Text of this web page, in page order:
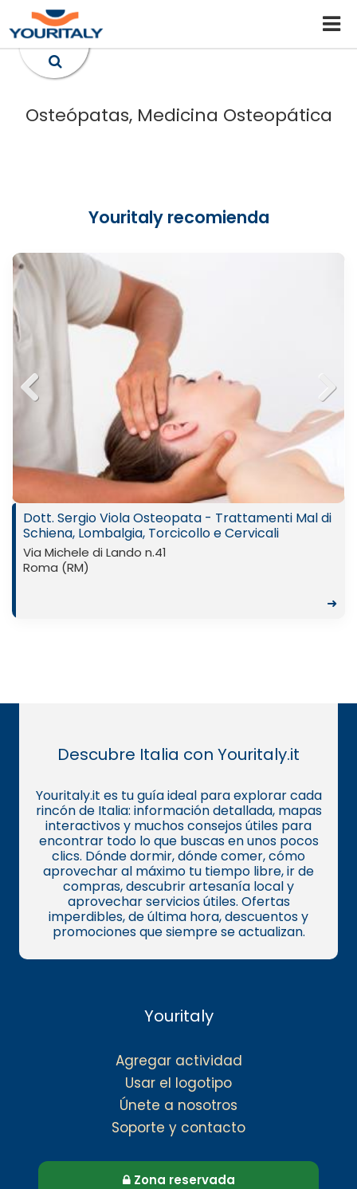
Osteópatas, Medicina Osteopática
Youritaly recomienda
Next
Dott. Sergio Viola Osteopata - Trattamenti Mal di
Schiena, Lombalgia, Torcicollo e Cervicali
Via Michele di Lando n.41
Roma (RM)
➜
Descubre Italia con Youritaly.it
Youritaly.it es tu guía ideal para explorar cada
rincón de Italia: información detallada, mapas
interactivos y muchos consejos útiles para
encontrar todo lo que buscas en unos pocos
clics. Dónde dormir, dónde comer, cómo
aprovechar al máximo tu tiempo libre, ir de
compras, descubrir artesanía local y
aprovechar servicios útiles. Ofertas
imperdibles, de última hora, descuentos y
promociones que siempre se actualizan.
Youritaly
Agregar actividad
Usar el logotipo
Únete a nosotros
Soporte y contacto
Zona reservada